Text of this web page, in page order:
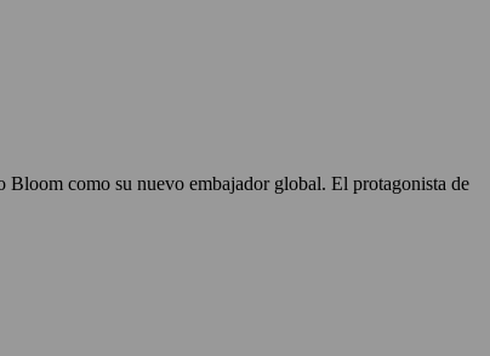
como su nuevo embajador global. El protagonista de